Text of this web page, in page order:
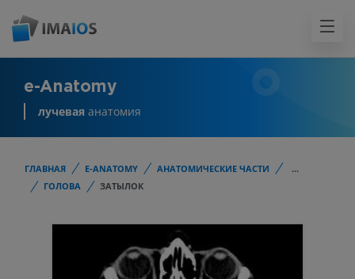
e-Anatomy
лучевая анатомия
ГЛАВНАЯ E-ANATOMY АНАТОМИЧЕСКИЕ ЧАСТИ
...
ГОЛОВА
ЗАТЫЛОК